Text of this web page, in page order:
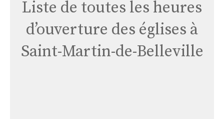
Liste de toutes les heures
d’ouverture des églises à
Saint-Martin-de-Belleville